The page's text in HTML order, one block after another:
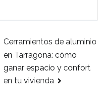
Cerramientos de aluminio
en Tarragona: cómo
ganar espacio y confort
en tu vivienda